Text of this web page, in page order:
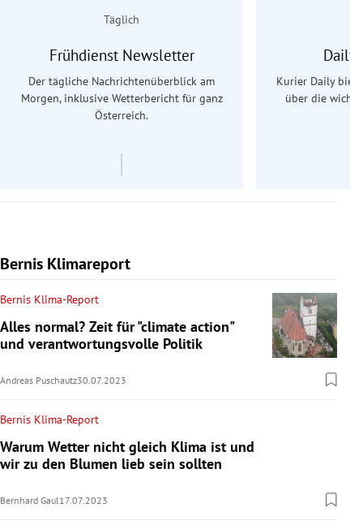
Täglich
Frühdienst Newsletter
Der tägliche Nachrichtenüberblick am
Morgen, inklusive Wetterbericht für ganz
Österreich.
Daily
Kurier Daily
über die
Bernis Klimareport
Bernis Klima-Report
Alles normal? Zeit für "climate action"
und verantwortungsvolle Politik
Andreas Puschautz30.07.2023
Bernis Klima-Report
Warum Wetter nicht gleich Klima ist und
wir zu den Blumen lieb sein sollten
Bernhard Gaul 17.07.2023